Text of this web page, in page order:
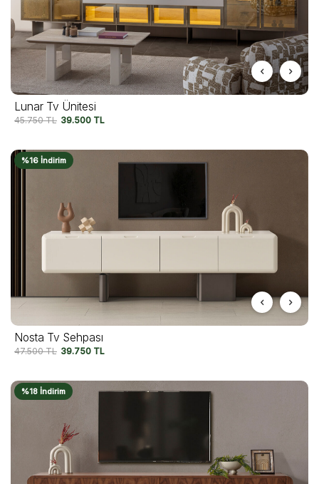
Lunar Tv Ünitesi
45.750TL 39.500 TL
%16 İndirim
Nosta Tv Sehpası
47.500TL 39.750 TL
%18 İndirim